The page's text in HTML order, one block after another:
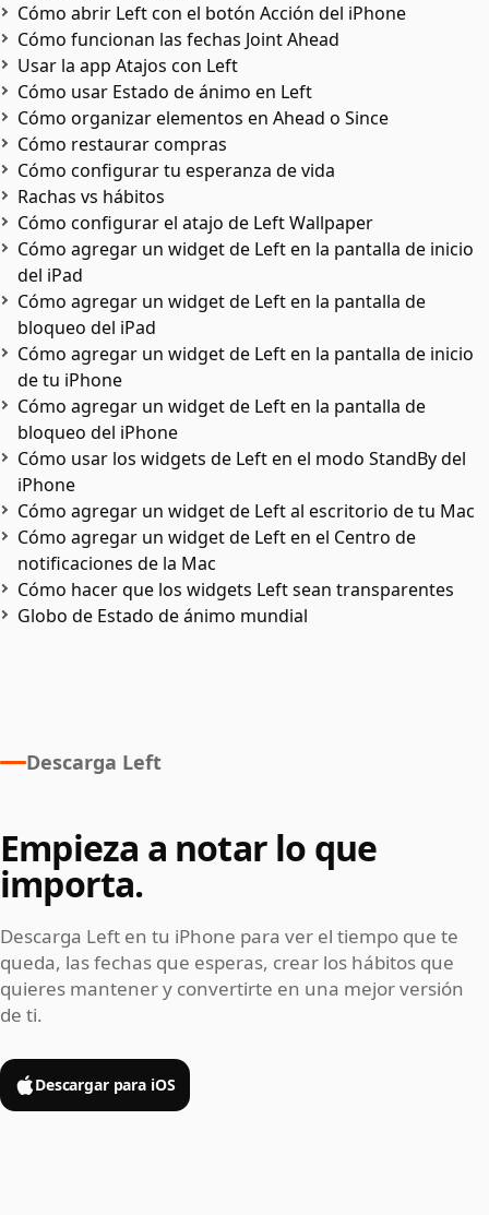
Cómo abrir Left con el botón Acción del iPhone
Cómo funcionan las fechas Joint Ahead
Usar la app Atajos con Left
Cómo usar Estado de ánimo en Left
Cómo organizar elementos en Ahead o Since
Cómo restaurar compras
Cómo configurar tu esperanza de vida
Rachas vs hábitos
Cómo configurar el atajo de Left Wallpaper
Cómo agregar un widget de Left en la pantalla de inicio
del iPad
Cómo agregar un widget de Left en la pantalla de
bloqueo del iPad
Cómo agregar un widget de Left en la pantalla de inicio
de tu iPhone
Cómo agregar un widget de Left en la pantalla de
bloqueo del iPhone
Cómo usar los widgets de Left en el modo StandBy del
iPhone
Cómo agregar un widget de Left al escritorio de tu Mac
Cómo agregar un widget de Left en el Centro de
notificaciones de la Mac
Cómo hacer que los widgets Left sean transparentes
Globo de Estado de ánimo mundial
Descarga Left
Empieza a notar lo que
importa.
Descarga Left en tu iPhone para ver el tiempo que te
queda, las fechas que esperas, crear los hábitos que
quieres mantener y convertirte en una mejor versión
de ti.
Descargar para iOS